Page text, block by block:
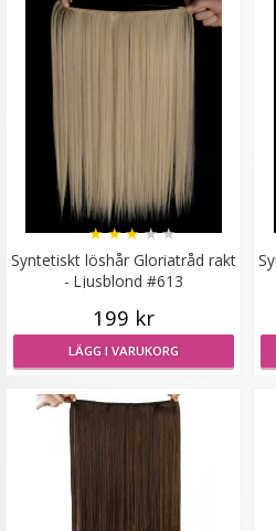
Syntetiskt löshår
★
LÄGG I
Mizzy Tangler brush -
Syntetiskt löshår Gloriatråd rakt
- Ljusblond #613
★★★★★
199 kr
LÄGG I VARUKORG